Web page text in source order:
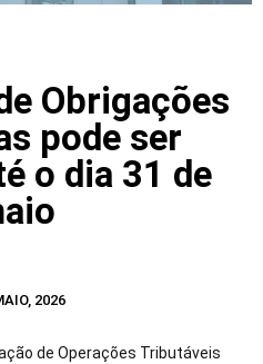
Obrigações
pode ser
o dia 31 de
2026
de Operações Tributáveis